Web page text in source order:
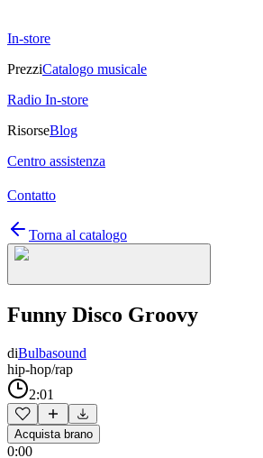
In-store
PrezziCatalogo musicale
Radio In-store
RisorseBlog
Centro assistenza
Contatto
Torna al catalogo
Funny Disco Groovy
diBulbasound
hip-hop/rap
2:01
Acquista brano
0:00